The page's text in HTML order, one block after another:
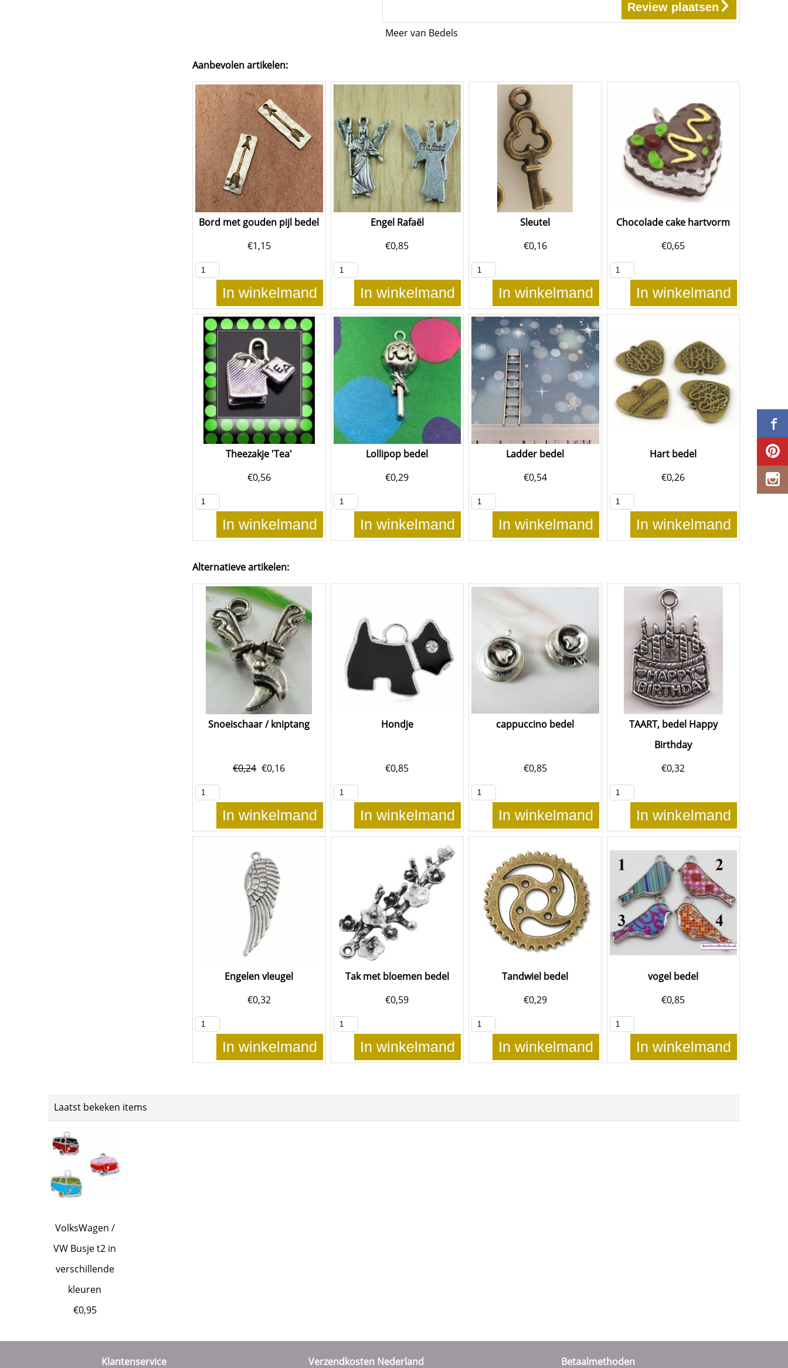
Review plaatsen
Meer van Bedels
Aanbevolen artikelen:
Bord met gouden pijl bedel
€1,15
In winkelmand
Engel Rafaël
€0,85
In winkelmand
Sleutel
€0,16
In winkelmand
Chocolade cake hartvorm
€0,65
In winkelmand
Theezakje 'Tea'
€0,56
In winkelmand
Lollipop bedel
€0,29
In winkelmand
Ladder bedel
€0,54
In winkelmand
Hart bedel
€0,26
In winkelmand
Alternatieve artikelen:
Snoeischaar / kniptang
€0,24 €0,16
In winkelmand
Hondje
€0,85
In winkelmand
cappuccino bedel
€0,85
In winkelmand
TAART, bedel Happy
Birthday
€0,32
In winkelmand
Engelen vleugel
€0,32
In winkelmand
Tak met bloemen bedel
€0,59
In winkelmand
Tandwiel bedel
€0,29
In winkelmand
vogel bedel
€0,85
In winkelmand
Laatst bekeken items
VolksWagen /
VW Busje t2 in
verschillende
kleuren
€0,95
Klantenservice Verzendkosten Nederland Betaalmethoden